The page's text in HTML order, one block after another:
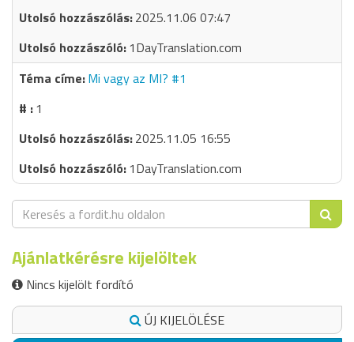
2025.11.06 07:47
1DayTranslation.com
Mi vagy az MI? #1
1
2025.11.05 16:55
1DayTranslation.com
Ajánlatkérésre kijelöltek
Nincs kijelölt fordító
ÚJ KIJELÖLÉSE